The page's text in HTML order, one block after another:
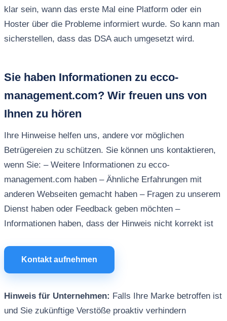
klar sein, wann das erste Mal eine Platform oder ein
Hoster über die Probleme informiert wurde. So kann man
sicherstellen, dass das DSA auch umgesetzt wird.
Sie haben Informationen zu ecco-
management.com? Wir freuen uns von
Ihnen zu hören
Ihre Hinweise helfen uns, andere vor möglichen
Betrügereien zu schützen. Sie können uns kontaktieren,
wenn Sie: – Weitere Informationen zu ecco-
management.com haben – Ähnliche Erfahrungen mit
anderen Webseiten gemacht haben – Fragen zu unserem
Dienst haben oder Feedback geben möchten –
Informationen haben, dass der Hinweis nicht korrekt ist
Kontakt aufnehmen
Hinweis für Unternehmen: Falls Ihre Marke betroffen ist
und Sie zukünftige Verstöße proaktiv verhindern